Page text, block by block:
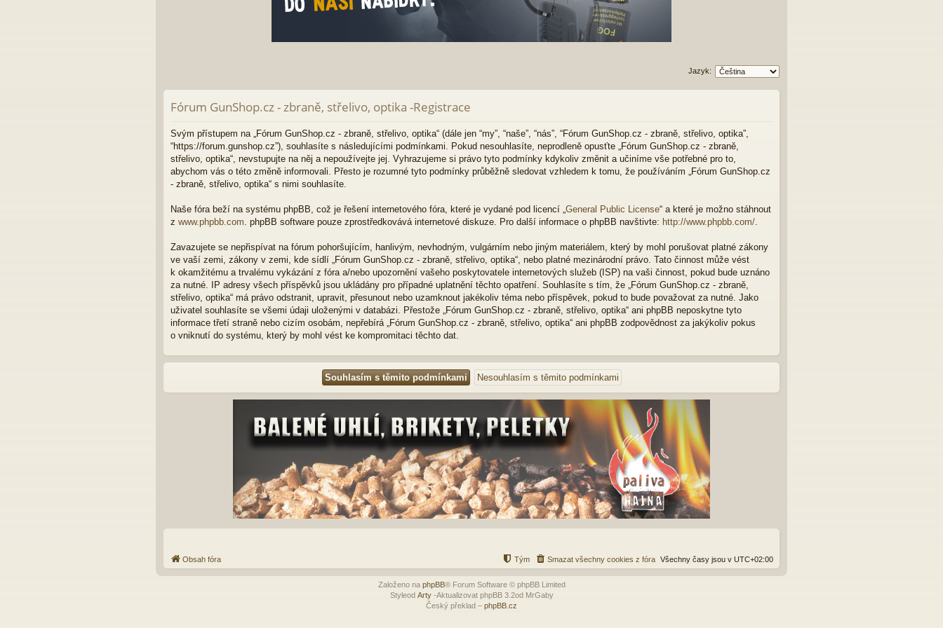
Jazyk:
Fórum GunShop.cz - zbraně, střelivo, optika -Registrace
Svým přístupem na „Fórum GunShop.cz - zbraně, střelivo, optika“ (dále jen “my”, “naše”, “nás”, “Fórum GunShop.cz - zbraně, střelivo, optika”,
“https://forum.gunshop.cz”), souhlasíte s následujícími podmínkami. Pokud nesouhlasíte, neprodleně opusťte „Fórum GunShop.cz - zbraně,
střelivo, optika“, nevstupujte na něj a nepoužívejte jej. Vyhrazujeme si právo tyto podmínky kdykoliv změnit a učiníme vše potřebné pro to,
abychom vás o této změně informovali. Přesto je rozumné tyto podmínky průběžně sledovat vzhledem k tomu, že používáním „Fórum GunShop.cz
- zbraně, střelivo, optika“ s nimi souhlasíte.
Naše fóra beží na systému phpBB, což je řešení internetového fóra, které je vydané pod licencí „General Public License“ a které je možno stáhnout
z www.phpbb.com. phpBB software pouze zprostředkovává internetové diskuze. Pro další informace o phpBB navštivte: http://www.phpbb.com/.
Zavazujete se nepřispívat na fórum pohoršujícím, hanlivým, nevhodným, vulgárním nebo jiným materiálem, který by mohl porušovat platné zákony
ve vaší zemi, zákony v zemi, kde sídlí „Fórum GunShop.cz - zbraně, střelivo, optika“, nebo platné mezinárodní právo. Tato činnost může vést
k okamžitému a trvalému vykázání z fóra a/nebo upozornění vašeho poskytovatele internetových služeb (ISP) na vaši činnost, pokud bude uznáno
za nutné. IP adresy všech příspěvků jsou ukládány pro případné uplatnění těchto opatření. Souhlasíte s tím, že „Fórum GunShop.cz - zbraně,
střelivo, optika“ má právo odstranit, upravit, přesunout nebo uzamknout jakékoliv téma nebo příspěvek, pokud to bude považovat za nutné. Jako
uživatel souhlasíte se všemi údaji uloženými v databázi. Přestože „Fórum GunShop.cz - zbraně, střelivo, optika“ ani phpBB neposkytne tyto
informace třetí straně nebo cizím osobám, nepřebírá „Fórum GunShop.cz - zbraně, střelivo, optika“ ani phpBB zodpovědnost za jakýkoliv pokus
o vniknutí do systému, který by mohl vést ke kompromitaci těchto dat.
Obsah fóra Všechny časy jsou v UTC+02:00
Smazat všechny cookies z fóra
Tým
Založeno na phpBB® Forum Software © phpBB Limited
Styleod Arty-Aktualizovat phpBB 3.2od MrGaby
Český překlad – phpBB.cz